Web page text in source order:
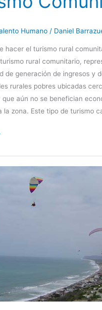
Humano / Daniel
hacer el turismo rural
rural comunitario,
de generación de ingresos y
rurales pobres ubicadas
aún no se benefician
la zona. Este tipo de turismo